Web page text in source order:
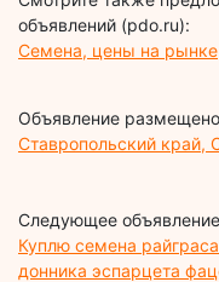
объявлений (pdo.ru):
Семена, цены на рынке
Объявление
Ставропольский край,
Следующее
Куплю семена
донника эспарцета